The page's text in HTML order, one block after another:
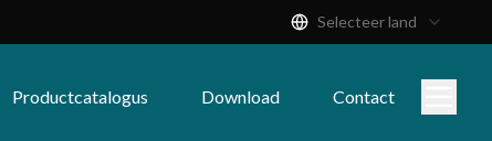
Selecteer land
Productcatalogus Download Contact